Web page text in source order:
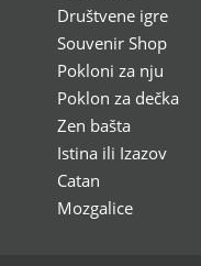
Društvene igre
Souvenir Shop
Pokloni za nju
Poklon za dečka
Zen bašta
Istina ili Izazov
Catan
Mozgalice